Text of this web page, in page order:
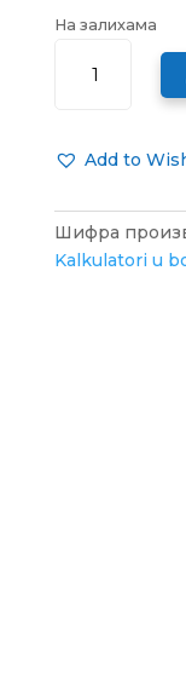
На залихама
KALKULATOR
CASIO
BLUEAdd to
Шифра
Kalkulatori u